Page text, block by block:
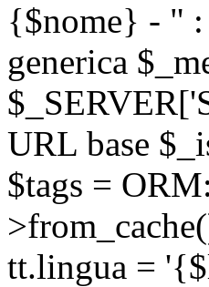
{$nome} - "
generica
URL base
$tags =
tt.lingua =